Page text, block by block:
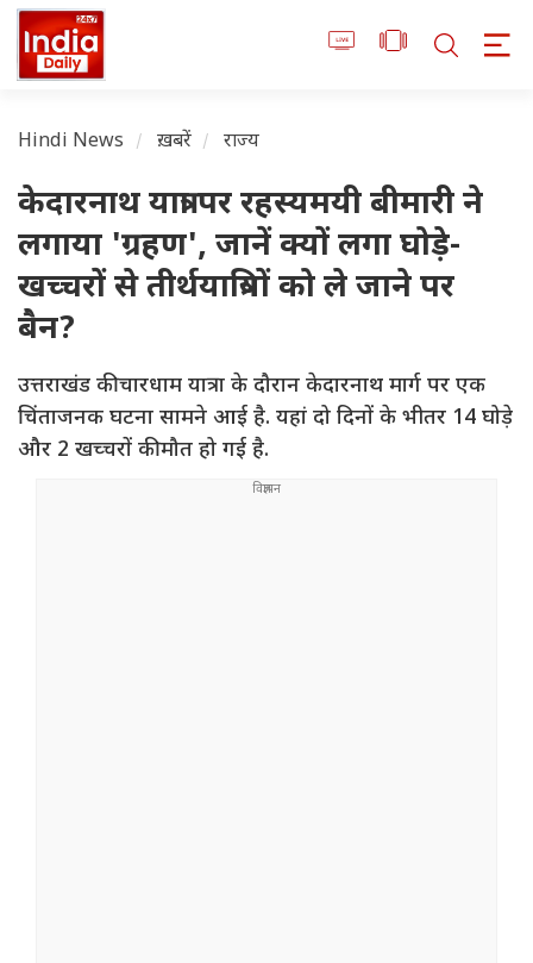
Hindi News ख़बरें राज्य
केदारनाथ यात्रा पर रहस्यमयी बीमारी ने
लगाया 'ग्रहण', जानें क्यों लगा घोड़े-
खच्चरों से तीर्थयात्रियों को ले जाने पर
बैन?
उत्तराखंड की चारधाम यात्रा के दौरान केदारनाथ मार्ग पर एक
चिंताजनक घटना सामने आई है. यहां दो दिनों के भीतर 14 घोड़े
और 2 खच्चरों की मौत हो गई है.